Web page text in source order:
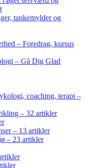
tankemylder og
– Foredrag, kursus
– Gå Dig Glad
coaching, terapi –
– 32 artikler
– 13 artikler
– 23 artikler